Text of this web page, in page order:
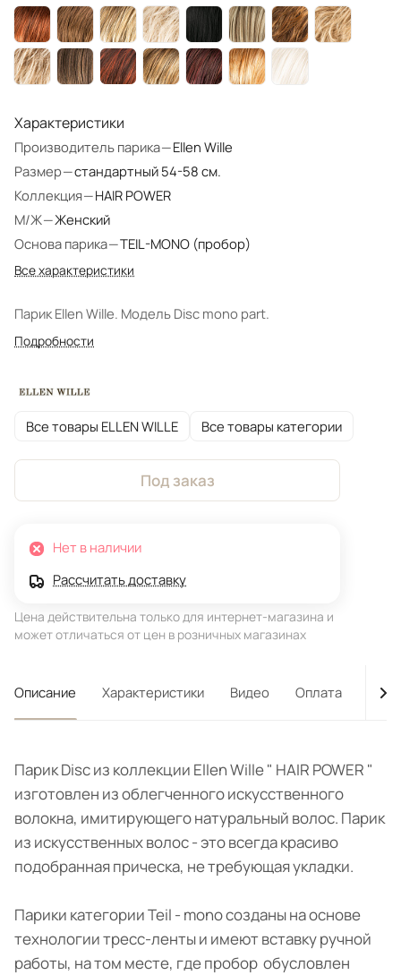
Характеристики
Производитель парика—Ellen Wille
Размер—стандартный 54-58 см.
Коллекция—HAIR POWER
М/Ж—Женский
Основа парика—TEIL-MONO (пробор)
Все характеристики
Парик Ellen Wille. Модель Disc mono part.
Подробности
Все товары ELLEN WILLE Все товары категории
Под заказ
Нет в наличии
Рассчитать доставку
Цена действительна только для интернет-магазина и
может отличаться от цен в розничных магазинах
Описание Характеристики Видео Оплата
Парик Disc из коллекции Ellen Wille " HAIR POWER "
изготовлен из облегченного искусственного
волокна, имитирующего натуральный волос. Парик
из искусственных волос - это всегда красиво
подобранная прическа, не требующая укладки.
Парики категории Teil - mono созданы на основе
технологии тресс-ленты и имеют вставку ручной
работы, на том месте, где пробор обусловлен